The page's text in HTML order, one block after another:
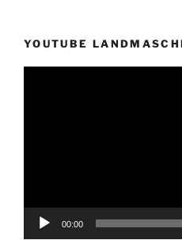
YOUTUBE
00:00